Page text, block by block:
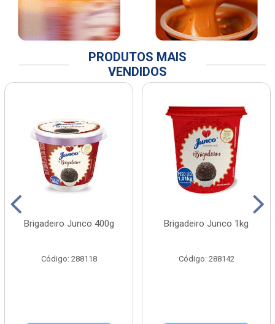
PRODUTOS MAIS
VENDIDOS
Brigadeiro Junco 400g
Código: 288118
Brigadeiro Junco 1kg
Código: 288142